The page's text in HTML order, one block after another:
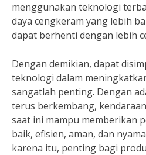
menggunakan teknologi
daya cengkeram yang lebih
dapat berhenti dengan lebih
Dengan demikian, dapat
teknologi dalam
sangatlah penting. Dengan
terus berkembang,
saat ini mampu memberikan
baik, efisien, aman, dan
karena itu, penting bagi